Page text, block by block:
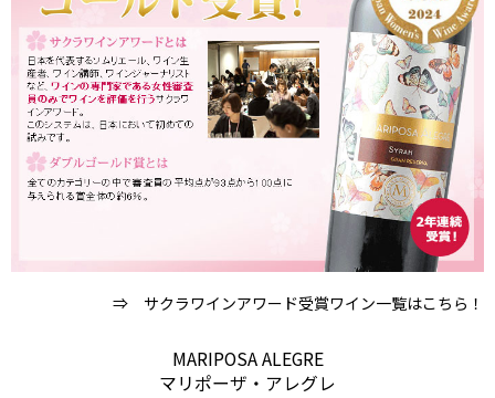
⇒ サクラワインアワード受賞ワイン一覧はこちら！
MARIPOSA ALEGRE
マリポーザ・アレグレ